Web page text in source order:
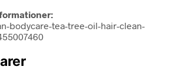
bodycare-tea-tree-oil-hair-clean-